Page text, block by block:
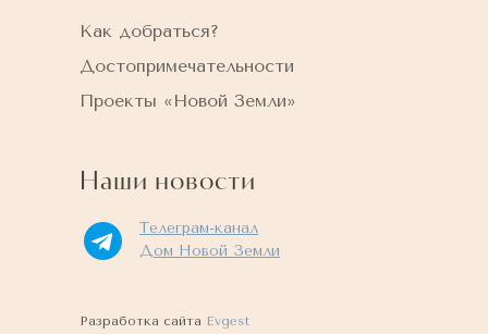
Телеграм-канал
Дом Новой Земли
Как добраться?
Достопримечательности
Проекты «Новой Земли»
Разработка сайта Evgest
Наши новости